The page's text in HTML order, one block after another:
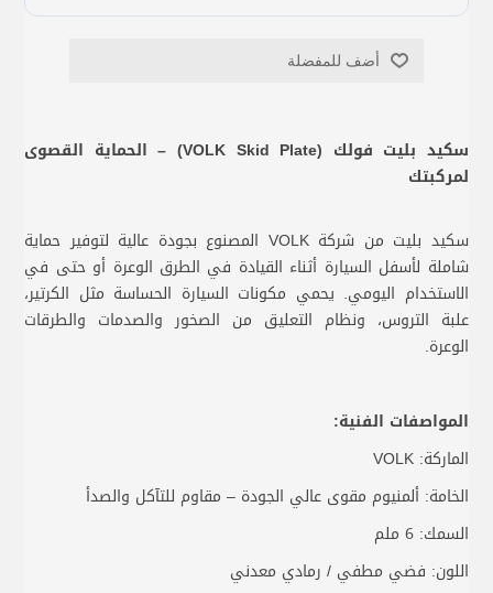
أضف للمفضلة
سكيد بليت فولك (VOLK Skid Plate) – الحماية القصوى
لمركبتك
سكيد بليت من شركة VOLK المصنوع بجودة عالية لتوفير حماية
شاملة لأسفل السيارة أثناء القيادة في الطرق الوعرة أو حتى في
الاستخدام اليومي. يحمي مكونات السيارة الحساسة مثل الكرتير،
علبة التروس، ونظام التعليق من الصخور والصدمات والطرقات
الوعرة.
المواصفات الفنية:
الماركة: VOLK
الخامة: ألمنيوم مقوى عالي الجودة – مقاوم للتآكل والصدأ
السمك: 6 ملم
اللون: فضي مطفي / رمادي معدني